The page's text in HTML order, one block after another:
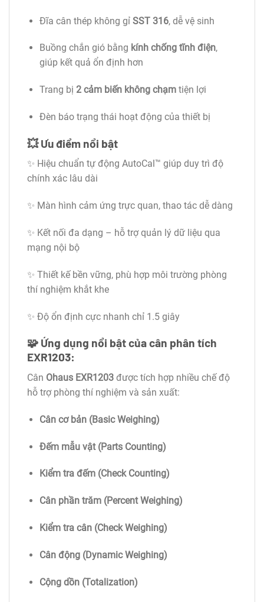
Đĩa cân thép không gỉ SST 316, dễ vệ sinh
Buồng chắn gió bằng kính chống tĩnh điện,
giúp kết quả ổn định hơn
Trang bị 2 cảm biến không chạmtiện lợi
Đèn báo trạng thái hoạt động của thiết bị
💥Ưu điểm nổi bật
✨ Hiệu chuẩn tự động AutoCal™ giúp duy trì độ
chính xác lâu dài
✨ Màn hình cảm ứng trực quan, thao tác dễ dàng
✨ Kết nối đa dạng – hỗ trợ quản lý dữ liệu qua
mạng nội bộ
✨ Thiết kế bền vững, phù hợp môi trường phòng
thí nghiệm khắt khe
✨ Độ ổn định cực nhanh chỉ 1.5 giây
🧩 Ứng dụng nổi bật của cân phân tích
EXR1203:
Cân Ohaus EXR1203 được tích hợp nhiều chế độ
hỗ trợ phòng thí nghiệm và sản xuất:
Cân cơ bản (Basic Weighing)
Đếm mẫu vật (Parts Counting)
Kiểm tra đếm (Check Counting)
Cân phần trăm (Percent Weighing)
Kiểm tra cân (Check Weighing)
Cân động (Dynamic Weighing)
Cộng dồn (Totalization)